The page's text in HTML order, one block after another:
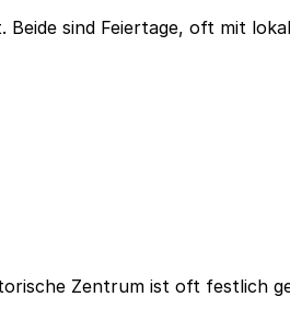
sind Feiertage, oft mit
Zentrum ist oft festlich